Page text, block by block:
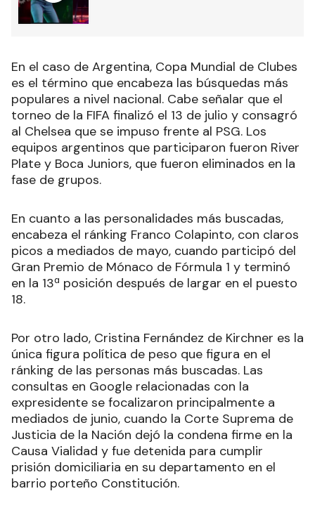
En el caso de Argentina, Copa Mundial de Clubes
es el término que encabeza las búsquedas más
populares a nivel nacional. Cabe señalar que el
torneo de la FIFA finalizó el 13 de julio y consagró
al Chelsea que se impuso frente al PSG. Los
equipos argentinos que participaron fueron River
Plate y Boca Juniors, que fueron eliminados en la
fase de grupos.
En cuanto a las personalidades más buscadas,
encabeza el ránking Franco Colapinto, con claros
picos a mediados de mayo, cuando participó del
Gran Premio de Mónaco de Fórmula 1 y terminó
en la 13ª posición después de largar en el puesto
18.
Por otro lado, Cristina Fernández de Kirchner es la
única figura política de peso que figura en el
ránking de las personas más buscadas. Las
consultas en Google relacionadas con la
expresidente se focalizaron principalmente a
mediados de junio, cuando la Corte Suprema de
Justicia de la Nación dejó la condena firme en la
Causa Vialidad y fue detenida para cumplir
prisión domiciliaria en su departamento en el
barrio porteño Constitución.